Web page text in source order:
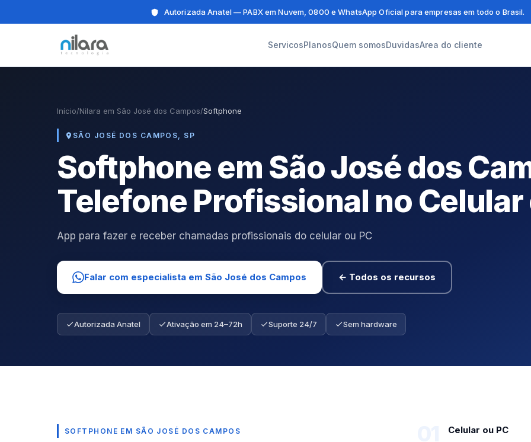
Autorizada Anatel — PABX em Nuvem, 0800 e WhatsApp Oficial para empresas em todo o Brasil.
ServicosPlanosQuem somosDuvidasArea do cliente
Início/Nilara em São José dos Campos/Softphone
SÃO JOSÉ DOS CAMPOS, SP
Softphone em São José dos
Telefone Profissional no Celular
App para fazer e receber chamadas profissionais do celular ou PC
Falar com especialista em São José dos Campos ← Todos os recursos
Autorizada Anatel Ativação em 24–72h Suporte 24/7 Sem hardware
SOFTPHONE EM SÃO JOSÉ DOS CAMPOS Celular ou PC